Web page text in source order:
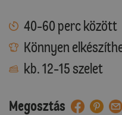
40-60 perc között
Könnyen
kb. 12-15 szelet
Megosztás